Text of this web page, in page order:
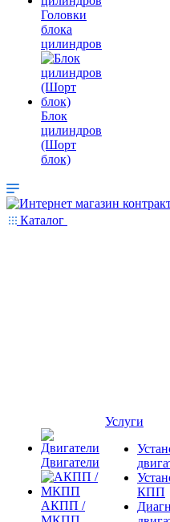
Головки
блока
цилиндров
Блок
цилиндров
(Шорт
блок)
Каталог
Двигатели
АКПП /
Услуги
КПП